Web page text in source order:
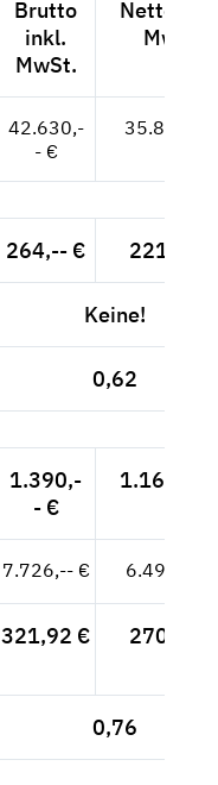
Brutto
inkl.
MwSt.
Netto
MwSt.
42.630,-
- €
35.824,--
264,-- € 221,85 €
Keine!
0,62
1.390,-
- €
1.168,07
7.726,-- € 6.492,44
321,92 € 270,52 €
0,76